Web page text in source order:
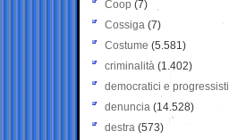
Coop (7)
Cossiga (7)
Costume (5.581)
criminalità (1.402)
democratici e progressisti
denuncia (14.528)
destra (573)